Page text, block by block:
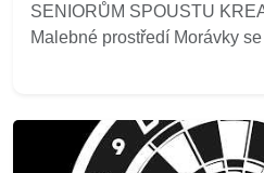
SENIORŮM SPOUSTU
Malebné prostředí Morávky se